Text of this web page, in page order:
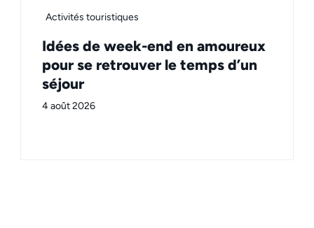
Activités touristiques
Idées de week-end en amoureux
pour se retrouver le temps d’un
séjour
4 août 2026